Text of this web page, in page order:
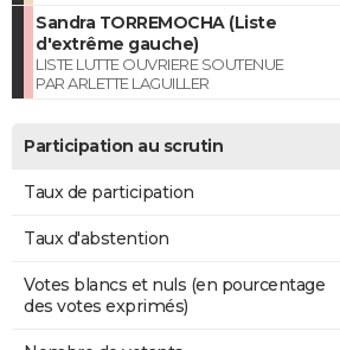
Sandra TORREMOCHA (Liste
d'extrême gauche)
LISTE LUTTE OUVRIERE SOUTENUE
PAR ARLETTE LAGUILLER
Participation au scrutin
Taux de participation
Taux d'abstention
Votes blancs et nuls (en pourcentage
des votes exprimés)